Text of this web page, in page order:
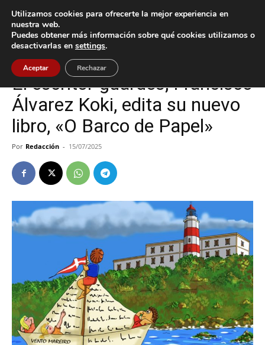
Inicio A Guarda
A Guarda Cultura / Ocio
El escritor guardés, Francisco
Álvarez Koki, edita su nuevo
libro, «O Barco de Papel»
Por Redacción - 15/07/2025
Utilizamos cookies para ofrecerte la mejor experiencia en
nuestra web.
Puedes obtener más información sobre qué cookies utilizamos o
desactivarlas en settings.
Aceptar Rechazar